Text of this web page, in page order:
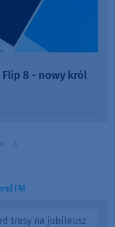
Flip 8 - nowy król
FM
trasy na jubileusz